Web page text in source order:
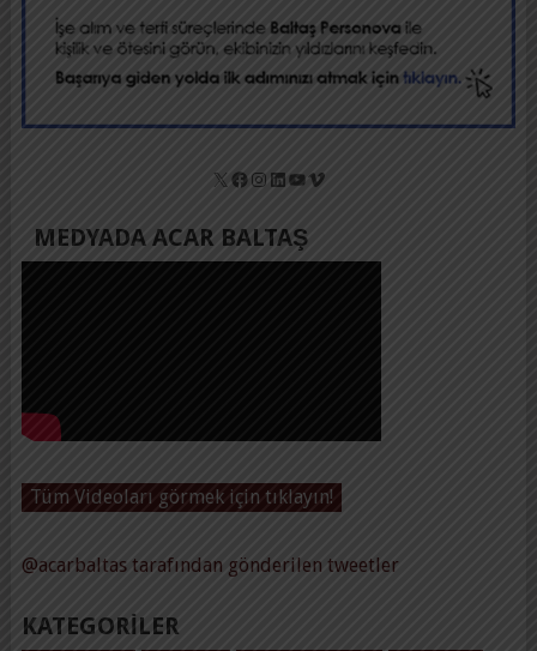
X Facebook
Instagram
LinkedIn
YouTube
Vimeo
MEDYADA ACAR BALTAŞ
Tüm Videoları görmek için tıklayın!
@acarbaltas tarafından gönderilen tweetler
KATEGORILER